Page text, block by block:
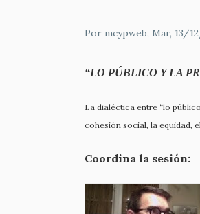
Por mcypweb, Mar, 13/
“LO PÚBLICO Y LA
La dialéctica entre “lo
cohesión social, la equidad,
Coordina la sesión: